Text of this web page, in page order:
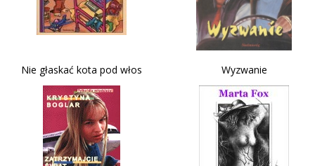
Nie głaskać kota pod włos Wyzwanie